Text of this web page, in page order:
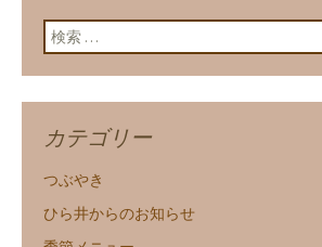
検索:
カテゴリー
つぶやき
ひら井からのお知らせ